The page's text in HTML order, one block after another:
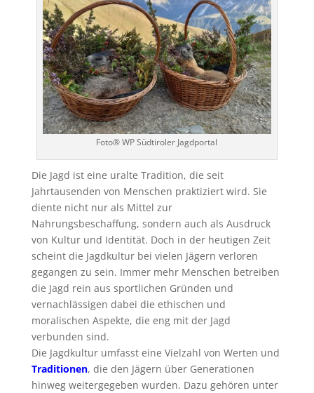
Foto® WP Südtiroler Jagdportal
Die Jagd ist eine uralte Tradition, die seit
Jahrtausenden von Menschen praktiziert wird. Sie
diente nicht nur als Mittel zur
Nahrungsbeschaffung, sondern auch als Ausdruck
von Kultur und Identität. Doch in der heutigen Zeit
scheint die Jagdkultur bei vielen Jägern verloren
gegangen zu sein. Immer mehr Menschen betreiben
die Jagd rein aus sportlichen Gründen und
vernachlässigen dabei die ethischen und
moralischen Aspekte, die eng mit der Jagd
verbunden sind.
Die Jagdkultur umfasst eine Vielzahl von Werten und
Traditionen, die den Jägern über Generationen
hinweg weitergegeben wurden. Dazu gehören unter